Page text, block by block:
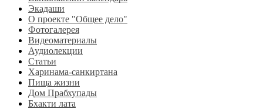
Экадаши
О проекте "Общее дело"
Фотогалерея
Видеоматериалы
Аудиолекции
Статьи
Харинама-санкиртана
Пища жизни
Дом Прабхупады
Бхакти лата